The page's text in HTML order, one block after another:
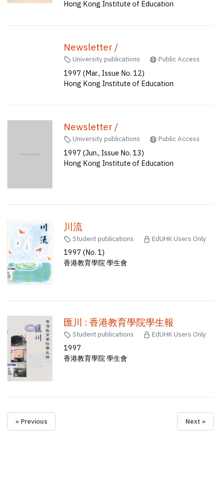
Hong Kong Institute of Education
Newsletter /
University publications Public Access
1997 (Mar., Issue No. 12)
Hong Kong Institute of Education
Newsletter /
University publications Public Access
1997 (Jun., Issue No. 13)
Hong Kong Institute of Education
川流
Student publications EdUHK Users Only
1997 (No. 1)
香港教育學院 學生會
匯川 : 香港教育學院學生報
Student publications EdUHK Users Only
1997
香港教育學院 學生會
« Previous Next »